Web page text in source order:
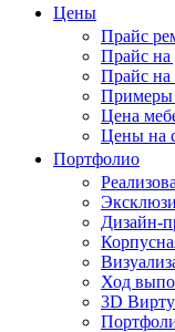
Цены
Прайс
Прайс на
Прайс на
Примеры
Цена
Цены на
Портфолио
Дизайн-
Ход
3D